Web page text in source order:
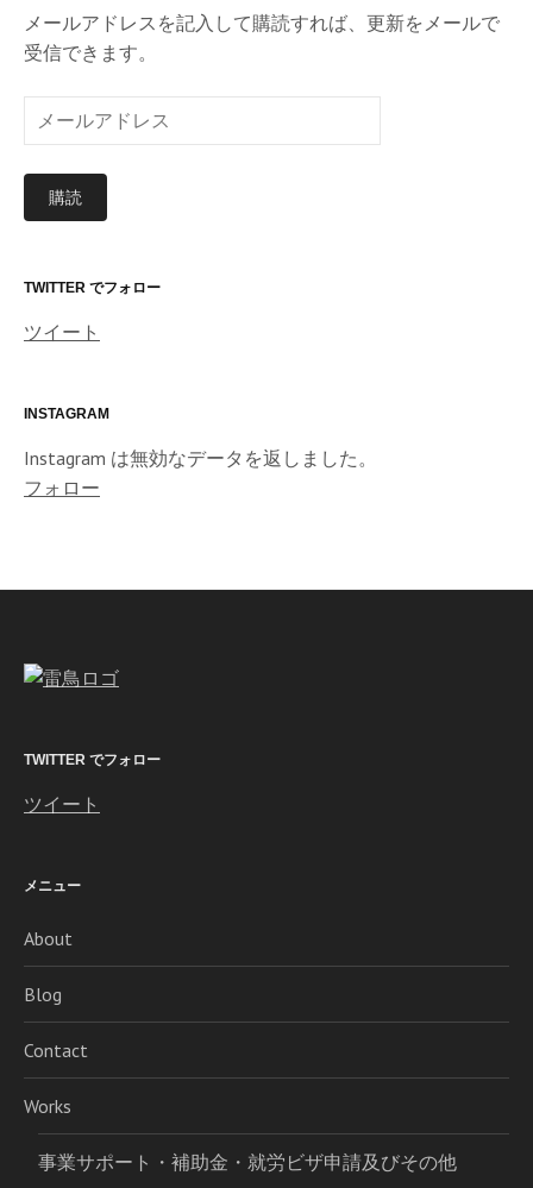
ブ
メールアドレスを記入して購読すれば、更新をメールで
受信できます。
ー
ル
ド
ス
購読
TWITTER でフォロー
ツイート
INSTAGRAM
Instagram は無効なデータを返しました。
フォロー
TWITTER でフォロー
ツイート
メニュー
About
Blog
Contact
Works
事業サポート・補助金・就労ビザ申請及びその他